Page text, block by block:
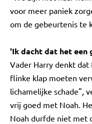
voor meer paniek
om de gebeurtenis te
'Ik dacht dat het een
Vader Harry denkt dat
flinke klap moeten
lichamelijke schade",
vrij goed met Noah.
Noah durfde niet met